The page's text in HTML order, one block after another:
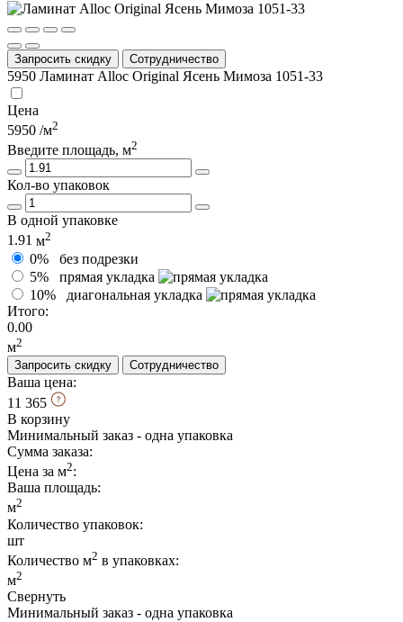
Запросить скидку Сотрудничество
5950 Ламинат Alloc Original Ясень Мимоза 1051-33
Цена
5950 /м2
Введите площадь, м2
Кол-во упаковок
В одной упаковке
1.91 м2
0% без подрезки
5% прямая укладка
10% диагональная укладка
Итого:
0.00
м2
Запросить скидку
Сотрудничество
Ваша цена:
11 365
В корзину
Минимальный заказ - одна упаковка
Сумма заказа:
Цена за м2:
Ваша площадь:
м2
Количество упаковок:
шт
Количество м2 в упаковках:
м2
Свернуть
Минимальный заказ - одна упаковка